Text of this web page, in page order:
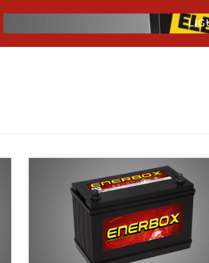
As baterias Enerbox da linha pesada são produzidas pela
Com Ampersul, com fabrica situada no município de